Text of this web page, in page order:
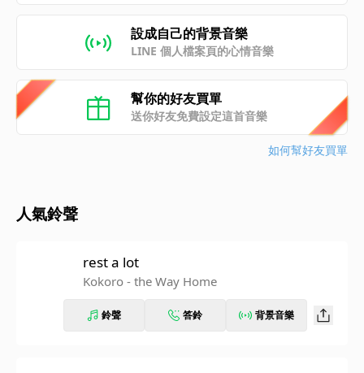
設成自己的背景音樂
LINE 個人檔案頁的心情音樂
幫你的好友買單
送你好友免費設定這首音樂
如何幫好友買單
人氣鈴聲
rest a lot
Kokoro - the Way Home
鈴聲 答鈴 背景音樂